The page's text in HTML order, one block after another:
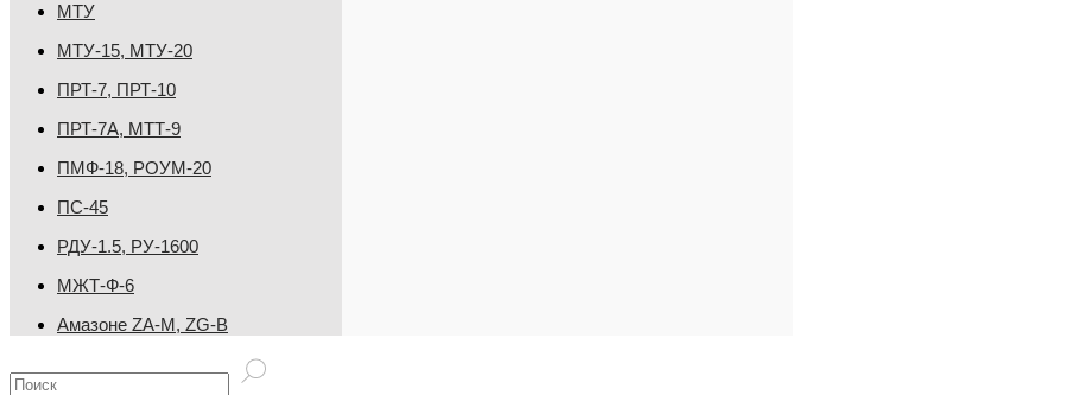
МТУ
МТУ-15, МТУ-20
ПРТ-7, ПРТ-10
ПРТ-7А, МТТ-9
ПМФ-18, РОУМ-20
ПС-45
РДУ-1.5, РУ-1600
МЖТ-Ф-6
Амазоне ZA-M, ZG-B